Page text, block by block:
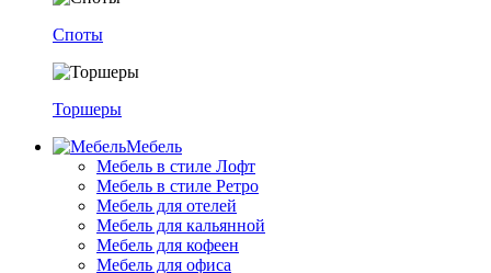
Споты
Торшеры
Мебель
Мебель в стиле Лофт
Мебель в стиле Ретро
Мебель для отелей
Мебель для кальянной
Мебель для кофеен
Мебель для офиса